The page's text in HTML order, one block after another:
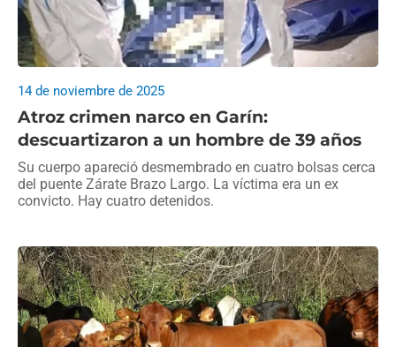
Atroz crimen narco en Garín:
descuartizaron a un hombre de 39 años
14 de noviembre de 2025
Su cuerpo apareció desmembrado en cuatro bolsas cerca
del puente Zárate Brazo Largo. La víctima era un ex
convicto. Hay cuatro detenidos.